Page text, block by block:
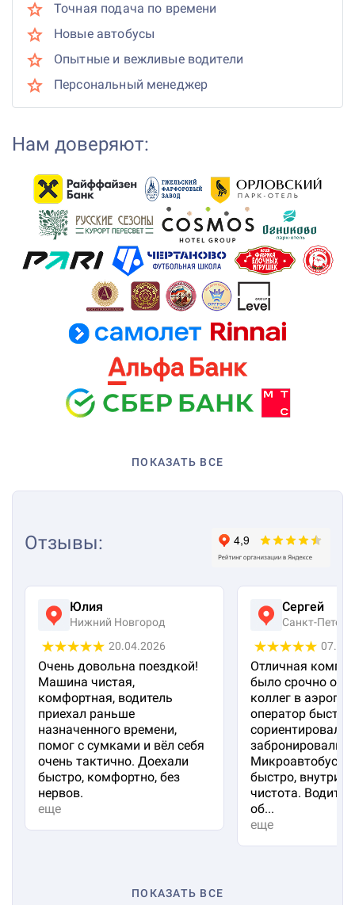
Точная подача по времени
Новые автобусы
Опытные и вежливые водители
Персональный менеджер
Нам доверяют:
ПОКАЗАТЬ ВСЕ
Отзывы:
Юлия
Нижний Новгород
20.04.2026
Очень довольна поездкой!
Машина чистая,
комфортная, водитель
приехал раньше
назначенного времени,
помог с сумками и вёл себя
очень тактично. Доехали
быстро, комфортно, без
нервов.
еще
Сергей
Санкт-
Отличная
было срочно
коллег в
оператор быстро
сориентировал и
забронировали
Микроавтобус
быстро, внутри
чистота.
об...
еще
ПОКАЗАТЬ ВСЕ